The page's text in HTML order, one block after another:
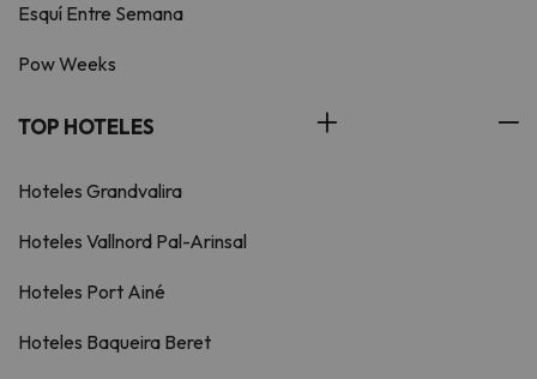
Esquí Entre Semana
Pow Weeks
TOP HOTELES
Hoteles Grandvalira
Hoteles Vallnord Pal-Arinsal
Hoteles Port Ainé
Hoteles Baqueira Beret